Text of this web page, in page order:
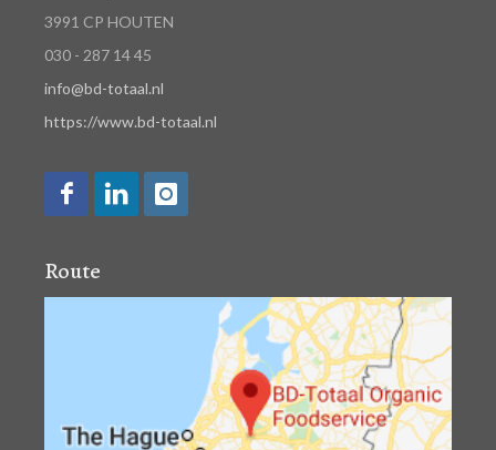
3991 CP HOUTEN
030 - 287 14 45
info@bd-totaal.nl
https://www.bd-totaal.nl
Route